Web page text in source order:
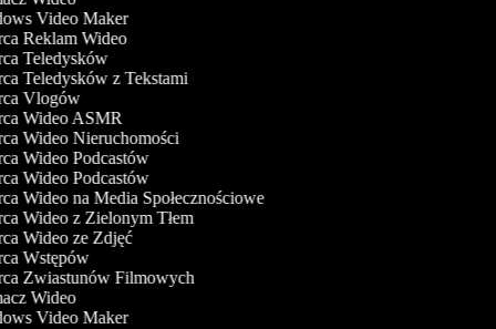
Video Maker
Reklam Wideo
Teledysków
Teledysków z Tekstami
Vlogów
Wideo ASMR
Wideo Nieruchomości
Wideo Podcastów
Wideo Podcastów
Wideo na Media Społecznościowe
Wideo z Zielonym Tłem
Wideo ze Zdjęć
Wstępów
Zwiastunów Filmowych
Wideo
Video Maker